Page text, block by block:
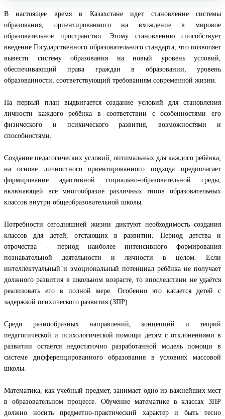
В настоящее время в Казахстане идет становление системы
образования, ориентированного на вхождение в мировое
образовательное пространство. Этому становлению способствует
введение Государственного образовательного стандарта, что позволяет
вывести систему образования на новый уровень условий,
обеспечивающий права граждан в образовании, уровень
образованности, соответствующий требованиям современной жизни.
На первый план выдвигается создание условий для становления
личности каждого ребёнка в соответствии с особенностями его
физического и психического развития, возможностями и
способностями.
Создание педагогических условий, оптимальных для каждого ребёнка,
на основе личностного ориентированного подхода предполагает
формирование адаптивной социально-образовательной среды,
включающей всё многообразие различных типов образовательных
классов внутри общеобразовательной школы.
Потребности сегодняшней жизни диктуют необходимость создания
классов для детей, отстающих в развитии. Период детства и
отрочества - период наиболее интенсивного формирования
познавательной деятельности и личности в целом. Если
интеллектуальный и эмоциональный потенциал ребёнка не получает
должного развития в школьном возрасте, то впоследствии не удаётся
реализовать его в полной мере. Особенно это касается детей с
задержкой психического развития (ЗПР).
Среди разнообразных направлений, концепций и теорий
педагогической и психологической помощи детям с отклонениями в
развитии остаётся недостаточно разработанной модель помощи в
системе дифференцированного образования в условиях массовой
школы.
Математика, как учебный предмет, занимает одно из важнейших мест
в образовательном процессе. Обучение математике в классах ЗПР
должно носить предметно-практический характер и быть тесно